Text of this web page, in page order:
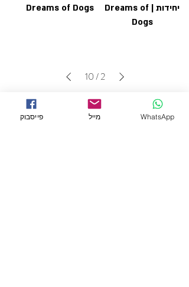
יחידות | Dreams of
Dogs
Dreams of Dogs
2
/
10
פייסבוק מייל WhatsApp